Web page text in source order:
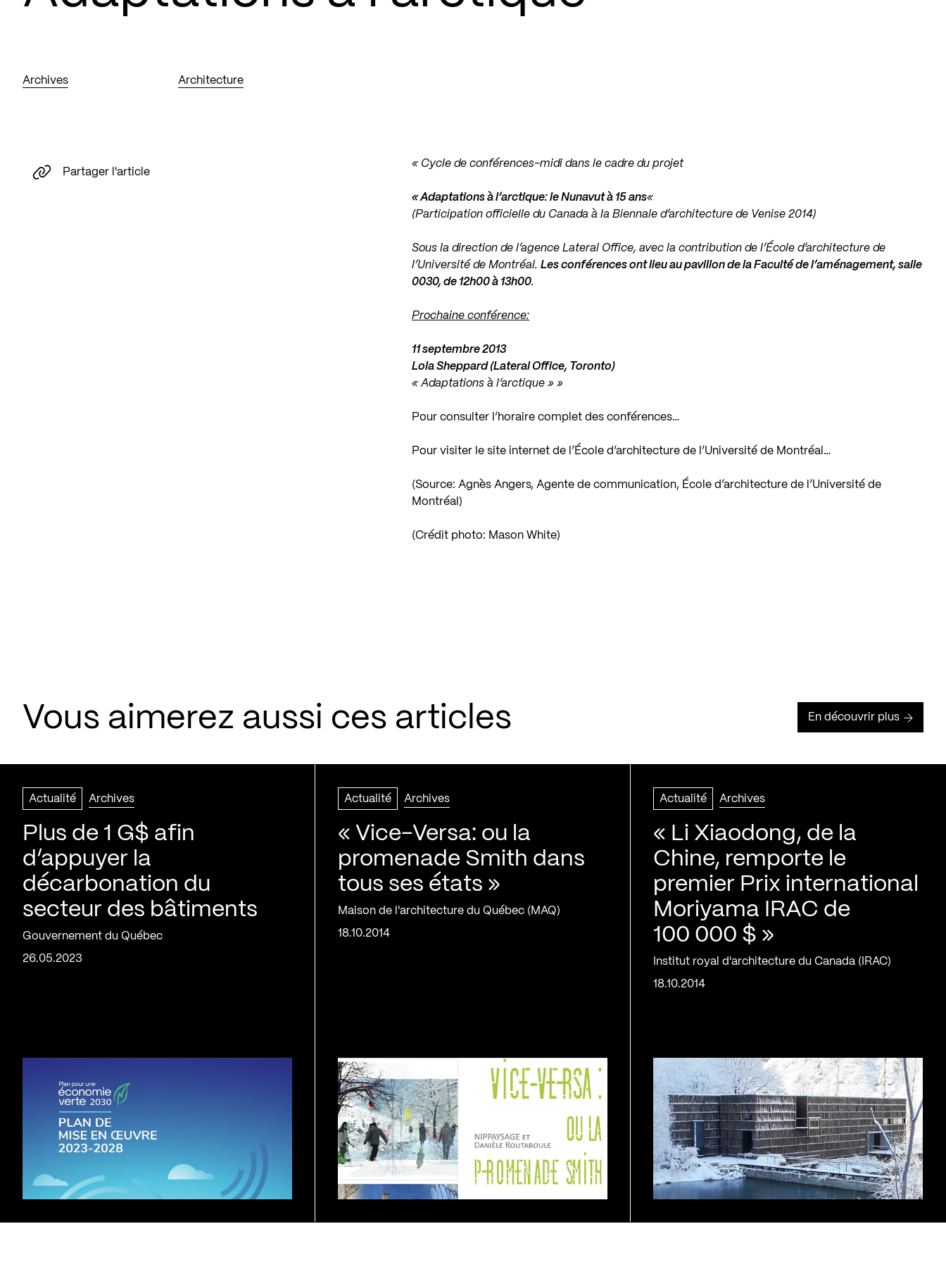
Archives Architecture
« Cycle de conférences-midi dans le cadre du projet
« Adaptations à l’arctique: le Nunavut à 15 ans«
(Participation officielle du Canada à la Biennale d’architecture de Venise 2014)
Sous la direction de l’agence Lateral Office, avec la contribution de l’École d’architecture de
l’Université de Montréal.Les conférences ont lieu au pavillon de la Faculté de l’aménagement, salle
0030, de 12h00 à 13h00.
Prochaine conférence:
11 septembre 2013
Lola Sheppard (Lateral Office, Toronto)
« Adaptations à l’arctique » »
Pour consulter l’horaire complet des conférences…
Pour visiter le site internet de l’École d’architecture de l’Université de Montréal…
(Source: Agnès Angers, Agente de communication, École d’architecture de l’Université de
Montréal)
(Crédit photo: Mason White)
Partager l'article
Vous aimerez aussi ces articles En découvrir plus
Actualité Archives
Plus de 1 G$ afin
d’appuyer la
décarbonation du
secteur des bâtiments
Gouvernement du Québec
26.05.2023
Actualité Archives
« Vice-Versa: ou la
promenade Smith dans
tous ses états »
Maison de l'architecture du Québec (MAQ)
18.10.2014
Actualité Archives
« Li Xiaodong, de la
Chine, remporte le
premier Prix international
Moriyama IRAC de
100 000 $ »
Institut royal d'architecture du Canada (IRAC)
18.10.2014